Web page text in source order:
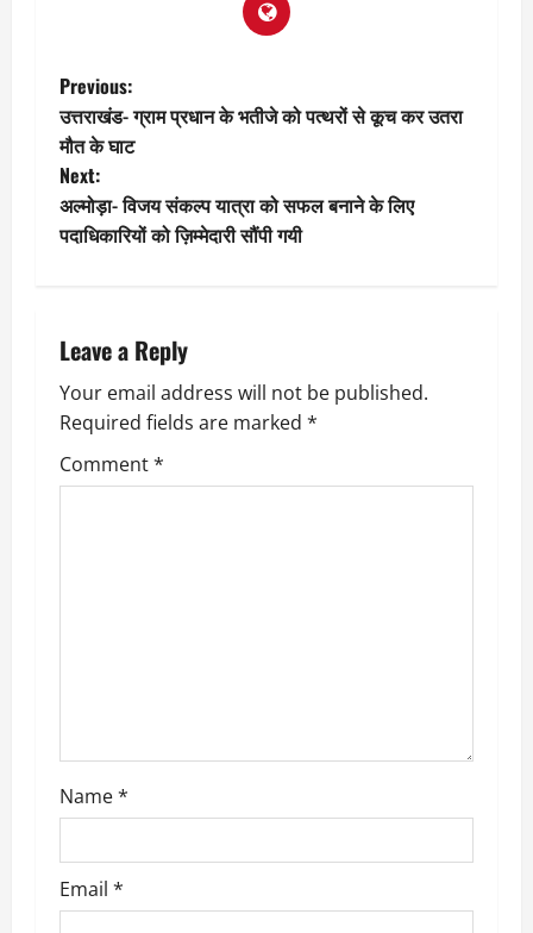
P
o
s
t
a
v
i
g
Previous:
उत्तराखंड- ग्राम प्रधान के भतीजे को पत्‍थरों से कूच कर उतरा
मौत के घाट
Next:
अल्मोड़ा- विजय संकल्प यात्रा को सफल बनाने के लिए
पदाधिकारियों को ज़िम्मेदारी सौंपी गयी
Leave a Reply
Your email address will not be published.
Required fields are marked *
Comment*
Name*
Email *